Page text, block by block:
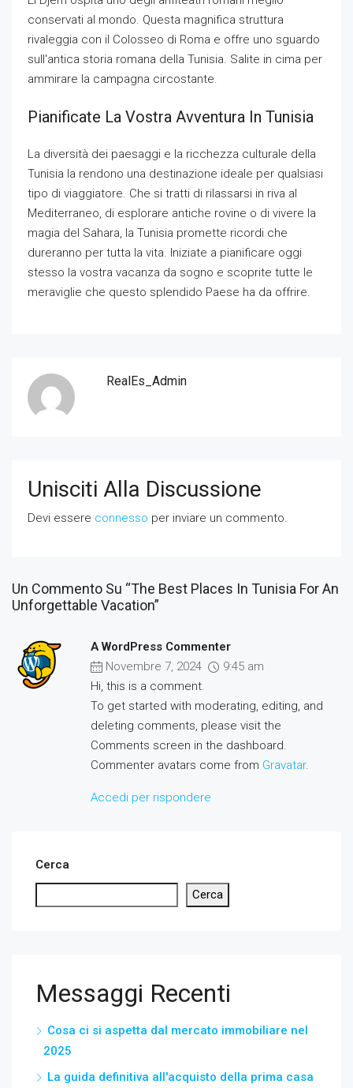
conservati al mondo. Questa magnifica struttura
rivaleggia con il Colosseo di Roma e offre uno sguardo
sull'antica storia romana della Tunisia. Salite in cima per
ammirare la campagna circostante.
Pianificate La Vostra Avventura In Tunisia
La diversità dei paesaggi e la ricchezza culturale della
Tunisia la rendono una destinazione ideale per qualsiasi
tipo di viaggiatore. Che si tratti di rilassarsi in riva al
Mediterraneo, di esplorare antiche rovine o di vivere la
magia del Sahara, la Tunisia promette ricordi che
dureranno per tutta la vita. Iniziate a pianificare oggi
stesso la vostra vacanza da sogno e scoprite tutte le
meraviglie che questo splendido Paese ha da offrire.
RealEs_Admin
Unisciti Alla Discussione
Devi essere connesso per inviare un commento.
Un Commento Su “The Best Places In Tunisia For An
Unforgettable Vacation”
A WordPress Commenter
Novembre 7, 2024
9:45 am
Hi, this is a comment.
To get started with moderating, editing, and
deleting comments, please visit the
Comments screen in the dashboard.
Commenter avatars come from Gravatar.
Accedi per rispondere
Cerca
Cerca
Messaggi Recenti
Cosa ci si aspetta dal mercato immobiliare nel
2025
La guida definitiva all'acquisto della prima casa